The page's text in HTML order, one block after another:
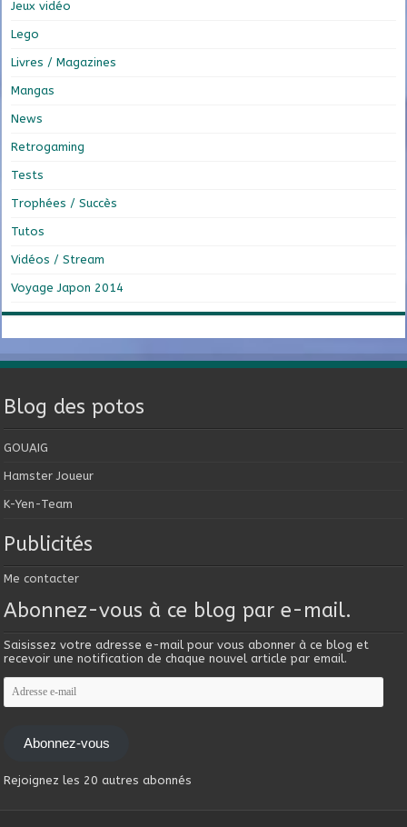
Jeux vidéo
Lego
Livres / Magazines
Mangas
News
Retrogaming
Tests
Trophées / Succès
Tutos
Vidéos / Stream
Voyage Japon 2014
Blog des potos
GOUAIG
Hamster Joueur
K-Yen-Team
Publicités
Me contacter
Abonnez-vous à ce blog par e-mail.
Saisissez votre adresse e-mail pour vous abonner à ce blog et
recevoir une notification de chaque nouvel article par email.
Adresse
e-
mail
Abonnez-vous
Rejoignez les 20 autres abonnés